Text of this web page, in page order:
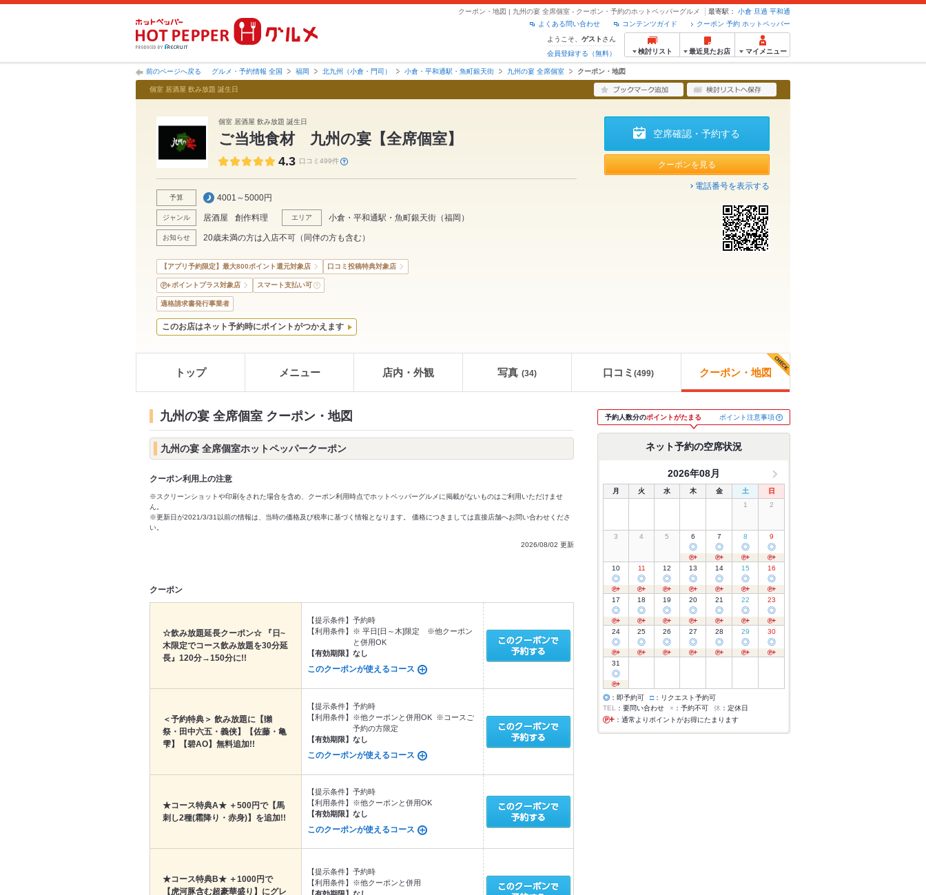
クーポン・地図 | 九州の宴 全席個室 - クーポン・予約のホットペッパーグルメ 最寄駅： 小倉 旦過 平和通
クーポン 予約 ホットペッパー
コンテンツガイド
よくある問い合わせ
ようこそ、 ゲスト さん
会員登録する（無料）
検討リスト 最近見たお店 マイメニュー
前のページへ戻る グルメ・予約情報 全国 福岡 北九州（小倉・門司） 小倉・平和通駅・魚町銀天街 九州の宴 全席個室 クーポン・地図
個室 居酒屋 飲み放題 誕生日
個室 居酒屋 飲み放題 誕生日
ご当地食材 九州の宴【全席個室】
4.3 口コミ499件
予算 4001～5000円
ジャンル 居酒屋 創作料理 エリア 小倉・平和通駅・魚町銀天街 （福岡 ）
お知らせ 20歳未満の方は入店不可（同伴の方も含む）
空席確認・予約する
クーポンを見る
電話番号を表示する
【アプリ予約限定】最大800ポイント還元対象店 口コミ投稿特典対象店
ポイントプラス対象店 スマート支払い可
適格請求書発行事業者
このお店はネット予約時にポイントがつかえます
トップ メニュー 店内・外観 写真 (34) 口コミ (499) クーポン・地図
九州の宴 全席個室 クーポン・地図
九州の宴 全席個室ホットペッパークーポン
クーポン利用上の注意
※スクリーンショットや印刷をされた場合を含め、クーポン利用時点でホットペッパーグルメに掲載がないものはご利用いただけませ
ん。
※更新日が2021/3/31以前の情報は、当時の価格及び税率に基づく情報となります。 価格につきましては直接店舗へお問い合わせくださ
い。
2026/08/02 更新
クーポン
☆飲み放題延長クーポン☆ 『日~
木限定でコース飲み放題を30分延
長』120分→150分に!!
【提示条件】 予約時
【利用条件】
※ 平日[日～木]限定 ※他クーポン
と併用OK
【有効期限】 なし
このクーポンが使えるコース
＜予約特典＞ 飲み放題に【獺
祭・田中六五・義侠】【佐藤・亀
雫】【碧AO】無料追加!!
【提示条件】 予約時
【利用条件】
※他クーポンと併用OK ※コースご
予約の方限定
【有効期限】 なし
このクーポンが使えるコース
★コース特典A★ ＋500円で【馬
刺し2種(霜降り・赤身)】を追加!!
【提示条件】 予約時
【利用条件】
※他クーポンと併用OK
【有効期限】 なし
このクーポンが使えるコース
★コース特典B★ ＋1000円で
【虎河豚含む超豪華盛り】にグレ
【提示条件】 予約時
【利用条件】
※他クーポンと併用
予約人数分のポイントがたまる ポイント注意事項
ネット予約の空席状況
2026年08月
月 火 水 木 金 土
日
1
2
3 4 5 6
◎
7
◎
8
◎
9
◎
10
◎
11
◎
12
◎
13
◎
14
◎
15
◎
16
◎
17
◎
18
◎
19
◎
20
◎
21
◎
22
◎
23
◎
24
◎
25
◎
26
◎
27
◎
28
◎
29
◎
30
◎
31
◎
◎ ：即予約可 □ ：リクエスト予約可
TEL
：要問い合わせ × ：予約不可 休 ：定休日
：通常よりポイントがお得にたまります